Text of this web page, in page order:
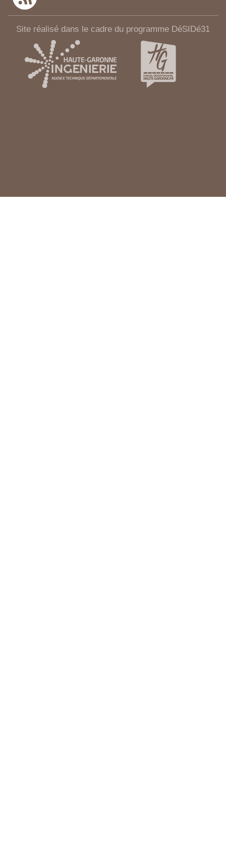
Site réalisé dans le cadre du programme DéSIDé31